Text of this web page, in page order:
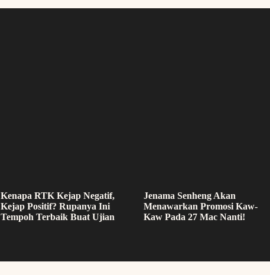
Kenapa RTK Kejap Negatif,
Kejap Positif? Rupanya Ini
Tempoh Terbaik Buat Ujian
Jenama Senheng Akan
Menawarkan Promosi Kaw-
Kaw Pada 27 Mac Nanti!